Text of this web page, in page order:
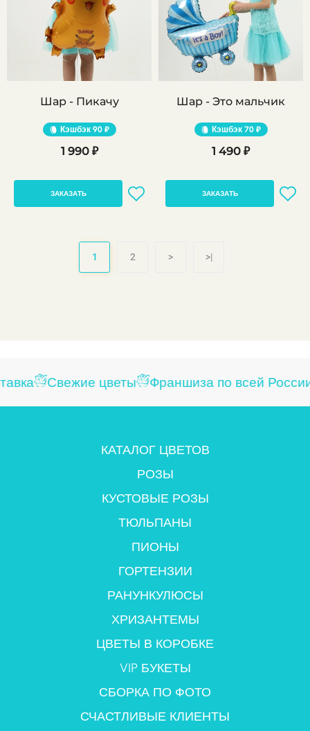
Шар - Пикачу
Кэшбэк90 ₽
1 990 ₽
ЗАКАЗАТЬ
Шар - Это мальчик
Кэшбэк70 ₽
1 490 ₽
ЗАКАЗАТЬ
1 2 > >|
Свежие цветы Франшиза по всей России
КАТАЛОГ ЦВЕТОВ
РОЗЫ
КУСТОВЫЕ РОЗЫ
ТЮЛЬПАНЫ
ПИОНЫ
ГОРТЕНЗИИ
РАНУНКУЛЮСЫ
ХРИЗАНТЕМЫ
ЦВЕТЫ В КОРОБКЕ
VIP БУКЕТЫ
СБОРКА ПО ФОТО
СЧАСТЛИВЫЕ КЛИЕНТЫ